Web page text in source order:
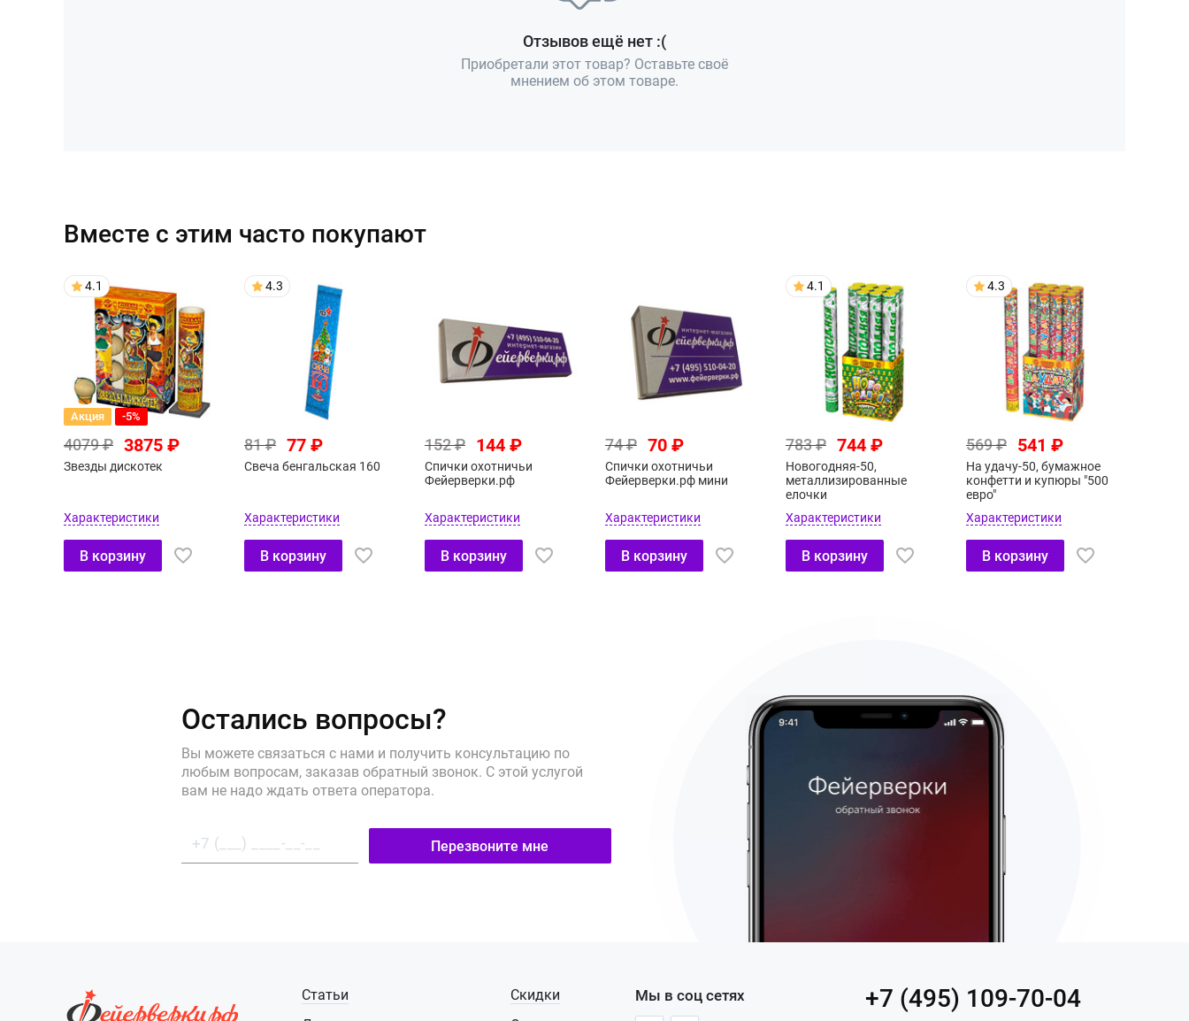
Отзывов ещё нет :(
Приобретали этот товар? Оставьте своё
мнением об этом товаре.
Вместе с этим часто покупают
4.1
Акция -5%
4079 ₽ 3875 ₽
Звезды дискотек
Характеристики
В корзину
4.3
81 ₽ 77 ₽
Свеча бенгальская 160
Характеристики
В корзину
152 ₽ 144 ₽
Спички охотничьи
Фейерверки.рф
Характеристики
В корзину
74 ₽ 70 ₽
Спички охотничьи
Фейерверки.рф мини
Характеристики
В корзину
4.1
783 ₽ 744 ₽
Новогодняя-50,
металлизированные
елочки
Характеристики
В корзину
4.3
569 ₽ 541 ₽
На удачу-50, бумажное
конфетти и купюры "500
евро"
Характеристики
В корзину
Остались вопросы?
Вы можете связаться с нами и получить консультацию по
любым вопросам, заказав обратный звонок. С этой услугой
вам не надо ждать ответа оператора.
Перезвоните мне
Статьи
Скидки
Мы в соц сетях +7 (495) 109-70-04